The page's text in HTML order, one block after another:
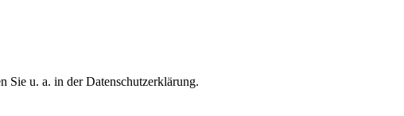
Sie u. a. in der Datenschutzerklärung.